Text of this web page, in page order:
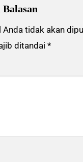
Anda tidak akan
ditandai *